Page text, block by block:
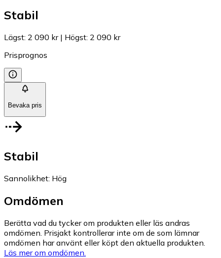
Stabil
Lägst: 2 090 kr| Högst: 2 090 kr
Prisprognos
Bevaka pris
Stabil
Sannolikhet: Hög
Omdömen
Berätta vad du tycker om produkten eller läs andras
omdömen. Prisjakt kontrollerar inte om de som lämnar
omdömen har använt eller köpt den aktuella produkten.
Läs mer om omdömen.